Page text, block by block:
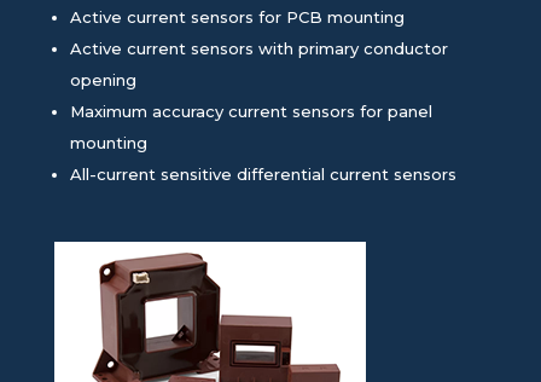
Active current sensors for PCB mounting
Active current sensors with primary conductor
opening
Maximum accuracy current sensors for panel
mounting
All-current sensitive differential current sensors